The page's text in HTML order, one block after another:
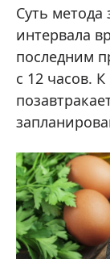
Суть
интервала
последним
с 12 часов.